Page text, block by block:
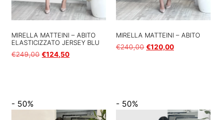
MIRELLA MATTEINI – ABITO
ELASTICIZZATO JERSEY BLU
€249,00 €124,50
MIRELLA MATTEINI – ABITO
€240,00 €120,00
- 50% - 50%